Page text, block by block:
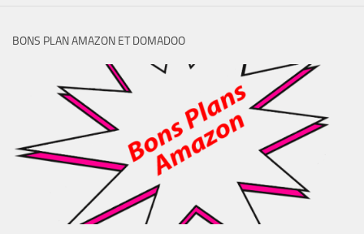
BONS PLAN AMAZON ET DOMADOO